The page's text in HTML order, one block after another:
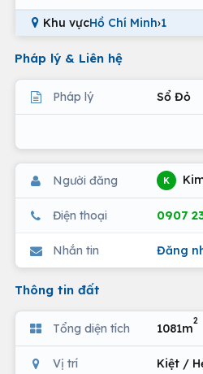
Khu vựcHồ Chí Minh›1
Pháp lý & Liên hệ
Pháp lý Sổ Đỏ
Người đăng K
Điện thoại 0907
Nhắn tin Đăng
Thông tin đất
Tổng diện tích 1081m
2
Vị trí Kiệt /